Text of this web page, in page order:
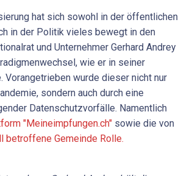
hat sich sowohl in der öffentlichen
in der Politik vieles bewegt in den
und Unternehmer Gerhard Andrey
wie er in seiner
Vorangetrieben wurde dieser nicht nur
sondern auch durch eine
Datenschutzvorfälle. Namentlich
"Meineimpfungen.ch" sowie die von
betroffene Gemeinde Rolle.